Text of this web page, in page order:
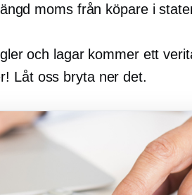
moms från köpare i
och lagar kommer ett
Låt oss bryta ner det.